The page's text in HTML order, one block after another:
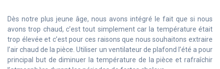
Dès notre plus jeune âge, nous avons intégré le fait que si nous
avons trop chaud, c’est tout simplement car la température était
trop élevée et c’est pour ces raisons que nous souhaitons extraire
l’air chaud de la pièce. Utiliser un ventilateur de plafond l’été a pour
principal but de diminuer la température de la pièce et rafraîchir